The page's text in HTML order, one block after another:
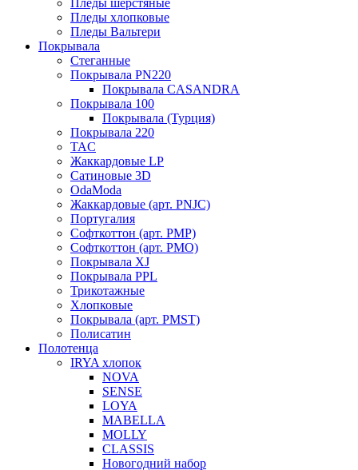
Пледы шерстяные
Пледы хлопковые
Пледы Вальтери
Покрывала
Стеганные
Покрывала PN220
Покрывала CASANDRA
Покрывала 100
Покрывала (Турция)
Покрывала 220
TAC
Жаккардовые LP
Сатиновые 3D
OdaModa
Жаккардовые (арт. PNJC)
Португалия
Софткоттон (арт. PMP)
Софткоттон (арт. PMO)
Покрывала XJ
Покрывала PPL
Трикотажные
Хлопковые
Покрывала (арт. PMST)
Полисатин
Полотенца
IRYA хлопок
NOVA
SENSE
LOYA
MABELLA
MOLLY
CLASSIS
Новогодний набор